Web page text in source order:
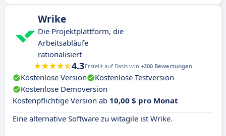
Wrike
Die Projektplattform, die
Arbeitsabläufe
rationalisiert
4.3Erstellt auf Basis von +200 Bewertungen
Kostenlose Version
Kostenlose Testversion
Kostenlose Demoversion
Kostenpflichtige Version ab 10,00 $ pro Monat
Eine alternative Software zu witagile ist Wrike.